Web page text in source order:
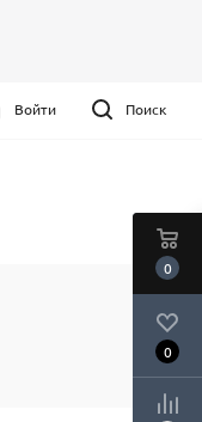
Поиск
Войти
0
0